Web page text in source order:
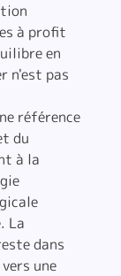
à profit
en
n'est pas
référence
du
à la
La
dans
une